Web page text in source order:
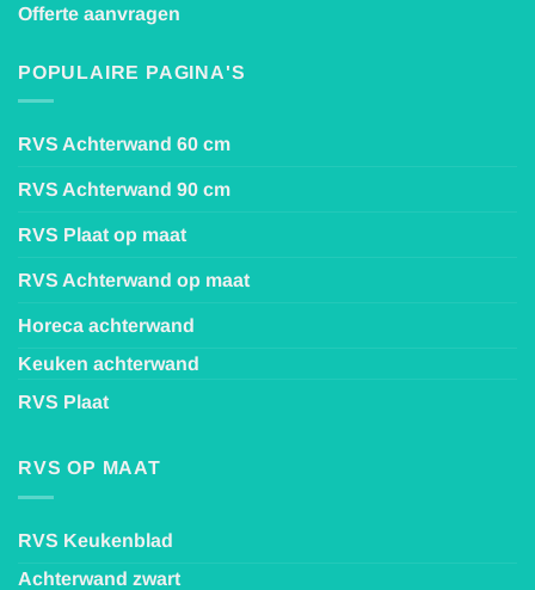
Offerte aanvragen
POPULAIRE PAGINA'S
RVS Achterwand 60 cm
RVS Achterwand 90 cm
RVS Plaat op maat
RVS Achterwand op maat
Horeca achterwand
Keuken achterwand
RVS Plaat
RVS OP MAAT
RVS Keukenblad
Achterwand zwart